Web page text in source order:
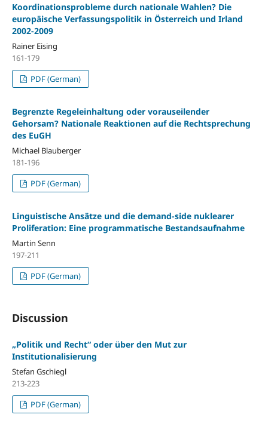
Koordinationsprobleme durch nationale Wahlen? Die
europäische Verfassungspolitik in Österreich und Irland
2002-2009
Rainer Eising
161-179
PDF (German)
Begrenzte Regeleinhaltung oder vorauseilender
Gehorsam? Nationale Reaktionen auf die Rechtsprechung
des EuGH
Michael Blauberger
181-196
PDF (German)
Linguistische Ansätze und die demand-side nuklearer
Proliferation: Eine programmatische Bestandsaufnahme
Martin Senn
197-211
PDF (German)
Discussion
„Politik und Recht“ oder über den Mut zur
Institutionalisierung
Stefan Gschiegl
213-223
PDF (German)